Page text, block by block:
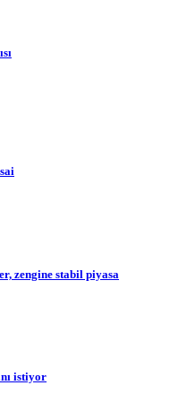
zengine stabil piyasa
istiyor